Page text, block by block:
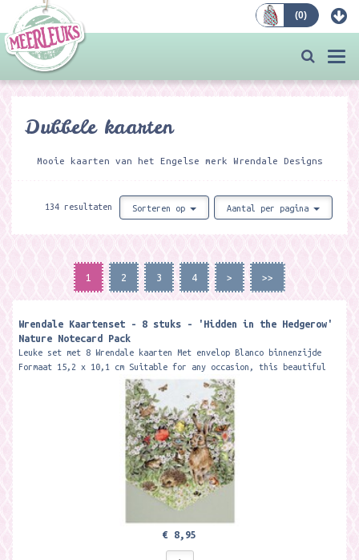
(0)
Dubbele kaarten
Mooie kaarten van het Engelse merk Wrendale Designs
134 resultaten Sorteren op Aantal per pagina
1 2 3 4 > >>
Wrendale Kaartenset - 8 stuks - 'Hidden in the Hedgerow'
Nature Notecard Pack
Leuke set met 8 Wrendale kaarten Met envelop Blanco binnenzijde
Formaat 15,2 x 10,1 cm Suitable for any occasion, this beautiful
€ 8,95